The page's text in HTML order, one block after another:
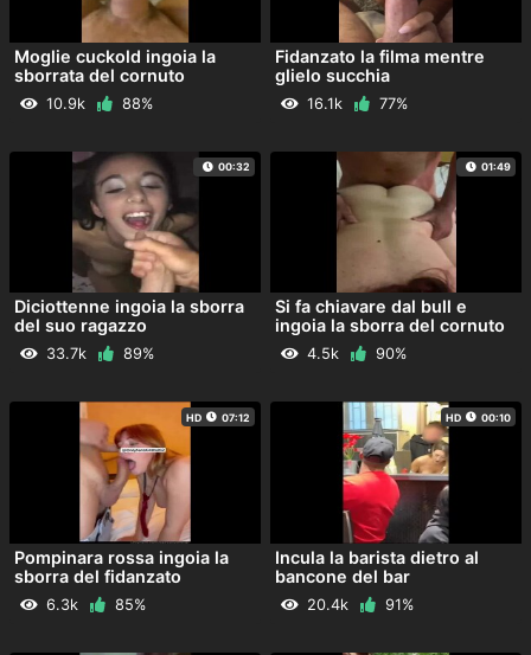
Moglie cuckold ingoia la
sborrata del cornuto
10.9k 88%
Fidanzato la filma mentre
glielo succhia
16.1k 77%
00:32
Diciottenne ingoia la sborra
del suo ragazzo
33.7k 89%
01:49
Si fa chiavare dal bull e
ingoia la sborra del cornuto
4.5k 90%
HD 07:12
Pompinara rossa ingoia la
sborra del fidanzato
6.3k 85%
HD 00:10
Incula la barista dietro al
bancone del bar
20.4k 91%